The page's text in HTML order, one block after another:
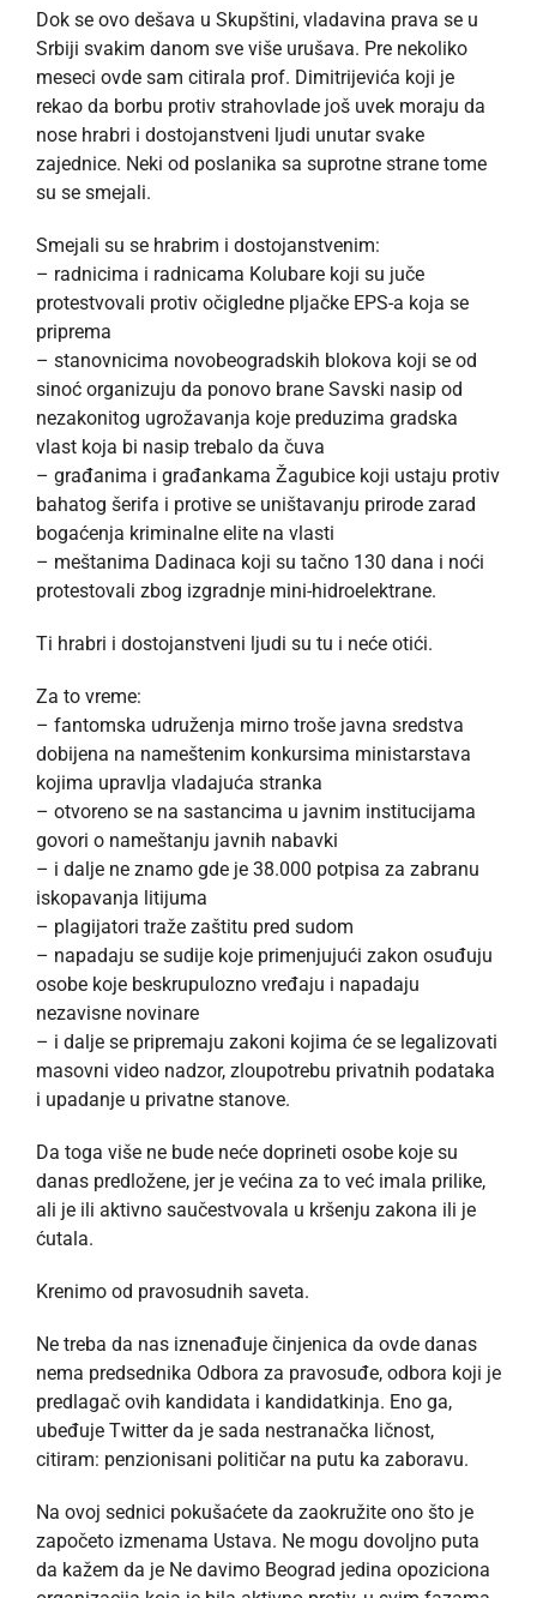
Dok se ovo dešava u Skupštini, vladavina prava se u
Srbiji svakim danom sve više urušava. Pre nekoliko
meseci ovde sam citirala prof. Dimitrijevića koji je
rekao da borbu protiv strahovlade još uvek moraju da
nose hrabri i dostojanstveni ljudi unutar svake
zajednice. Neki od poslanika sa suprotne strane tome
su se smejali.
Smejali su se hrabrim i dostojanstvenim:
– radnicima i radnicama Kolubare koji su juče
protestvovali protiv očigledne pljačke EPS-a koja se
priprema
– stanovnicima novobeogradskih blokova koji se od
sinoć organizuju da ponovo brane Savski nasip od
nezakonitog ugrožavanja koje preduzima gradska
vlast koja bi nasip trebalo da čuva
– građanima i građankama Žagubice koji ustaju protiv
bahatog šerifa i protive se uništavanju prirode zarad
bogaćenja kriminalne elite na vlasti
– meštanima Dadinaca koji su tačno 130 dana i noći
protestovali zbog izgradnje mini-hidroelektrane.
Ti hrabri i dostojanstveni ljudi su tu i neće otići.
Za to vreme:
– fantomska udruženja mirno troše javna sredstva
dobijena na nameštenim konkursima ministarstava
kojima upravlja vladajuća stranka
– otvoreno se na sastancima u javnim institucijama
govori o nameštanju javnih nabavki
– i dalje ne znamo gde je 38.000 potpisa za zabranu
iskopavanja litijuma
– plagijatori traže zaštitu pred sudom
– napadaju se sudije koje primenjujući zakon osuđuju
osobe koje beskrupulozno vređaju i napadaju
nezavisne novinare
– i dalje se pripremaju zakoni kojima će se legalizovati
masovni video nadzor, zloupotrebu privatnih podataka
i upadanje u privatne stanove.
Da toga više ne bude neće doprineti osobe koje su
danas predložene, jer je većina za to već imala prilike,
ali je ili aktivno saučestvovala u kršenju zakona ili je
ćutala.
Krenimo od pravosudnih saveta.
Ne treba da nas iznenađuje činjenica da ovde danas
nema predsednika Odbora za pravosuđe, odbora koji je
predlagač ovih kandidata i kandidatkinja. Eno ga,
ubeđuje Twitter da je sada nestranačka ličnost,
citiram: penzionisani političar na putu ka zaboravu.
Na ovoj sednici pokušaćete da zaokružite ono što je
započeto izmenama Ustava. Ne mogu dovoljno puta
da kažem da je Ne davimo Beograd jedina opoziciona